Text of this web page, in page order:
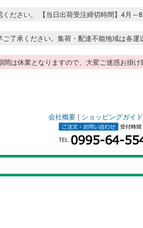
ください。 【当日出荷受注締切時間】4月
承ください。集荷・配達不能地域は各運
は休業となりますので、大変ご迷惑お掛け
会社概要 | ショッピングガイド